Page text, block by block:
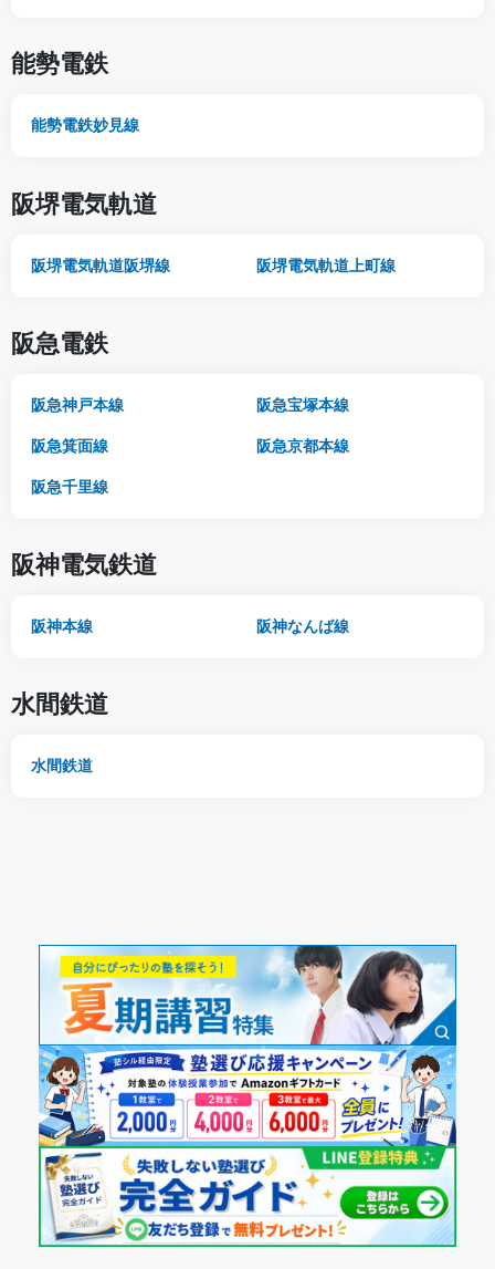
能勢電鉄
能勢電鉄妙見線
阪堺電気軌道
阪堺電気軌道阪堺線 阪堺電気軌道上町線
阪急電鉄
阪急神戸本線 阪急宝塚本線
阪急箕面線 阪急京都本線
阪急千里線
阪神電気鉄道
阪神本線 阪神なんば線
水間鉄道
水間鉄道